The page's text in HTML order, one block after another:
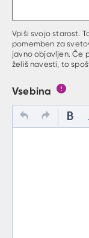
Vpiši svojo starost.
pomemben za
javno objavljen. Če
želiš navesti, to
Vsebina